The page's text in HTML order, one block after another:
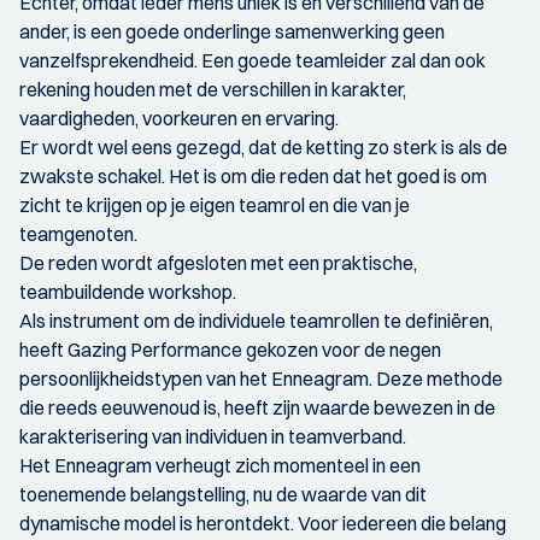
ander, is een goede onderlinge samenwerking geen
vanzelfsprekendheid. Een goede teamleider zal dan ook
rekening houden met de verschillen in karakter,
vaardigheden, voorkeuren en ervaring.
Er wordt wel eens gezegd, dat de ketting zo sterk is als de
zwakste schakel. Het is om die reden dat het goed is om
zicht te krijgen op je eigen teamrol en die van je
teamgenoten.
De reden wordt afgesloten met een praktische,
teambuildende workshop.
Als instrument om de individuele teamrollen te definiëren,
heeft Gazing Performance gekozen voor de negen
persoonlijkheidstypen van het Enneagram. Deze methode
die reeds eeuwenoud is, heeft zijn waarde bewezen in de
karakterisering van individuen in teamverband.
Het Enneagram verheugt zich momenteel in een
toenemende belangstelling, nu de waarde van dit
dynamische model is herontdekt. Voor iedereen die belang